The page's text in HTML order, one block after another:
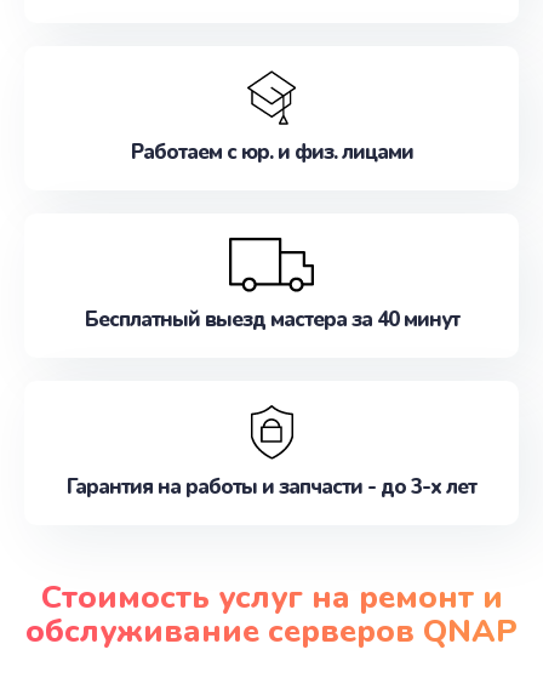
Работаем с юр. и физ. лицами
Бесплатный выезд мастера за 40 минут
Гарантия на работы и запчасти - до 3-х лет
Стоимость услуг на ремонт и
обслуживание серверов QNAP